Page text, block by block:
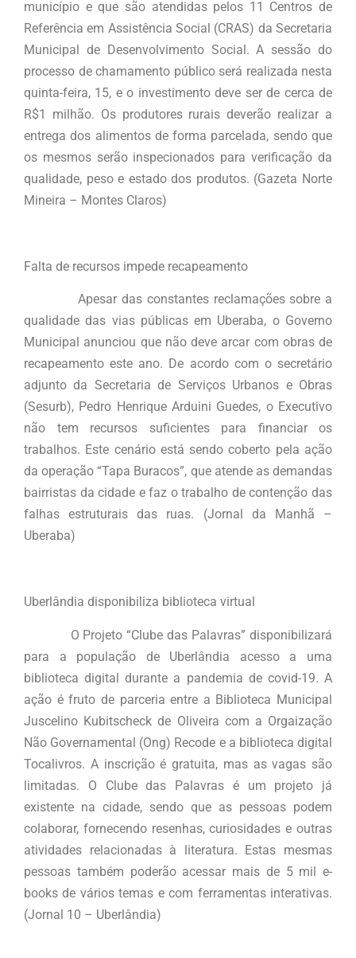
município e que são atendidas pelos 11 Centros de
Referência em Assistência Social (CRAS) da Secretaria
Municipal de Desenvolvimento Social. A sessão do
processo de chamamento público será realizada nesta
quinta-feira, 15, e o investimento deve ser de cerca de
R$1 milhão. Os produtores rurais deverão realizar a
entrega dos alimentos de forma parcelada, sendo que
os mesmos serão inspecionados para verificação da
qualidade, peso e estado dos produtos. (Gazeta Norte
Mineira – Montes Claros)
Falta de recursos impede recapeamento
Apesar das constantes reclamações sobre a
qualidade das vias públicas em Uberaba, o Governo
Municipal anunciou que não deve arcar com obras de
recapeamento este ano. De acordo com o secretário
adjunto da Secretaria de Serviços Urbanos e Obras
(Sesurb), Pedro Henrique Arduini Guedes, o Executivo
não tem recursos suficientes para financiar os
trabalhos. Este cenário está sendo coberto pela ação
da operação “Tapa Buracos”, que atende as demandas
bairristas da cidade e faz o trabalho de contenção das
falhas estruturais das ruas. (Jornal da Manhã –
Uberaba)
Uberlândia disponibiliza biblioteca virtual
O Projeto “Clube das Palavras” disponibilizará
para a população de Uberlândia acesso a uma
biblioteca digital durante a pandemia de covid-19. A
ação é fruto de parceria entre a Biblioteca Municipal
Juscelino Kubitscheck de Oliveira com a Orgaização
Não Governamental (Ong) Recode e a biblioteca digital
Tocalivros. A inscrição é gratuita, mas as vagas são
limitadas. O Clube das Palavras é um projeto já
existente na cidade, sendo que as pessoas podem
colaborar, fornecendo resenhas, curiosidades e outras
atividades relacionadas à literatura. Estas mesmas
pessoas também poderão acessar mais de 5 mil e-
books de vários temas e com ferramentas interativas.
(Jornal 10 – Uberlândia)